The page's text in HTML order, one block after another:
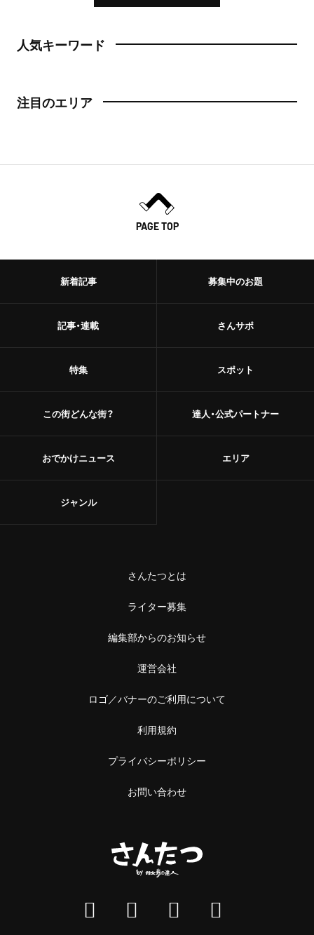
人気キーワード
注目のエリア
PAGE TOP
新着記事
記事・連載
特集
この街どんな街？
おでかけニュース
募集中のお題
さんサポ
スポット
達人・公式パートナー
エリア
ジャンル
さんたつとは
ライター募集
編集部からのお知らせ
運営会社
ロゴ／バナーのご利用について
利用規約
プライバシーポリシー
お問い合わせ